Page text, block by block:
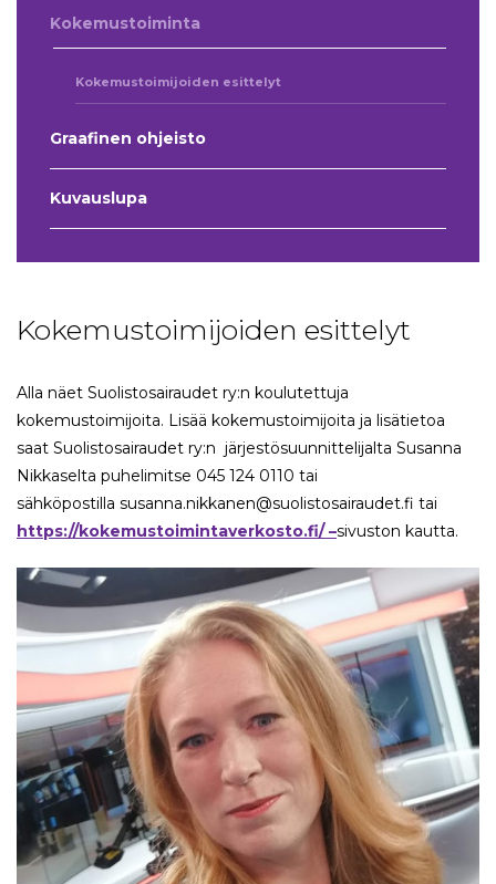
Kokemustoiminta
Kokemustoimijoiden esittelyt
Graafinen ohjeisto
Kuvauslupa
Kokemustoimijoiden esittelyt
Alla näet Suolistosairaudet ry:n koulutettuja
kokemustoimijoita. Lisää kokemustoimijoita ja lisätietoa
saat Suolistosairaudet ry:n järjestösuunnittelijalta Susanna
Nikkaselta puhelimitse 045 124 0110 tai
sähköpostilla susanna.nikkanen@suolistosairaudet.fi tai
https://kokemustoimintaverkosto.fi/ –sivuston kautta.